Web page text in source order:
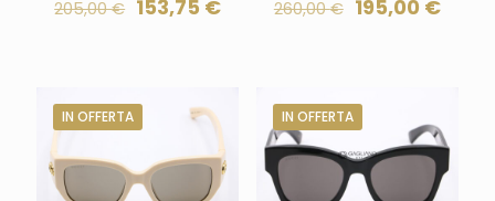
205,00€ 153,75 € 260,00€ 195,00 €
IN OFFERTA IN OFFERTA